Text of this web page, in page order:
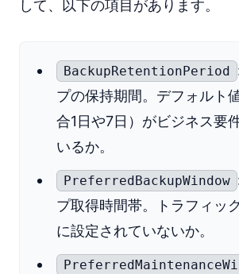
して、以下の項目があります。
BackupRetentionPeriod
プの保持期間。デフォルト
合1日や7日）がビジネス要
いるか。
PreferredBackupWindow
プ取得時間帯。トラフィッ
に設定されていないか。